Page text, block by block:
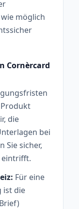
möglich
Cornèrcard
die
bei
Sie sicher,
eintrifft.
Für eine
ist die